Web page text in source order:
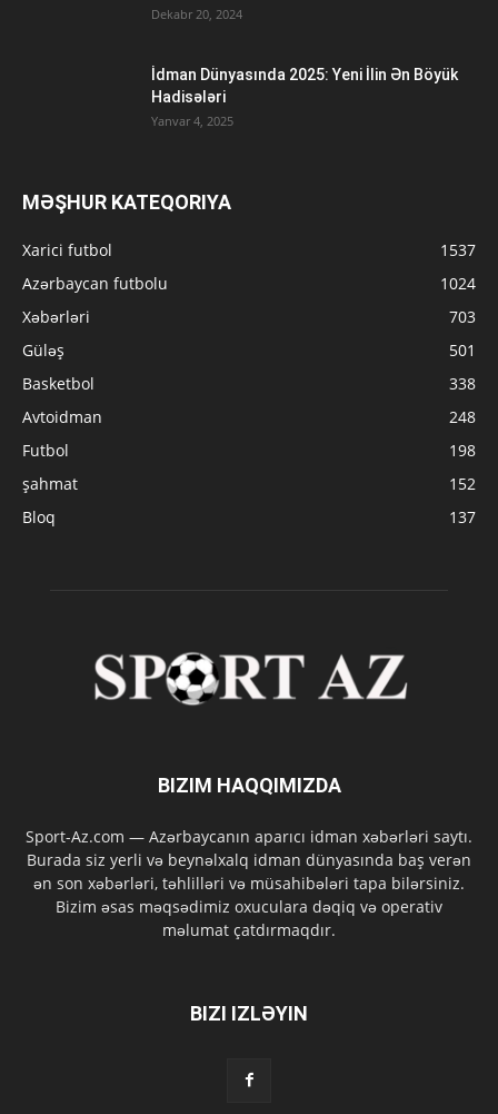
Dekabr 20, 2024
İdman Dünyasında 2025: Yeni İlin Ən Böyük
Hadisələri
Yanvar 4, 2025
MƏŞHUR KATEQORIYA
Xarici futbol
1537
Azərbaycan futbolu
1024
Xəbərləri
703
Güləş
501
Basketbol
338
Avtoidman
248
Futbol
198
şahmat
152
Bloq
137
BIZIM HAQQIMIZDA
Sport-Az.com — Azərbaycanın aparıcı idman xəbərləri saytı.
Burada siz yerli və beynəlxalq idman dünyasında baş verən
ən son xəbərləri, təhlilləri və müsahibələri tapa bilərsiniz.
Bizim əsas məqsədimiz oxuculara dəqiq və operativ
məlumat çatdırmaqdır.
BIZI IZLƏYIN